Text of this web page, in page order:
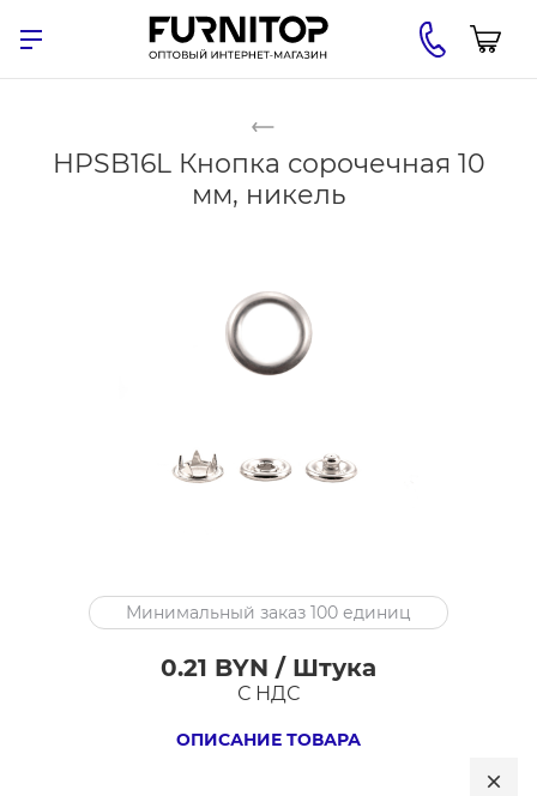
HPSB16L Кнопка сорочечная 10
мм, никель
HPSB16L
Кнопка
сорочечная
Минимальный заказ 100 единиц
0.21 BYN / Штука
С НДС
ОПИСАНИЕ ТОВАРА